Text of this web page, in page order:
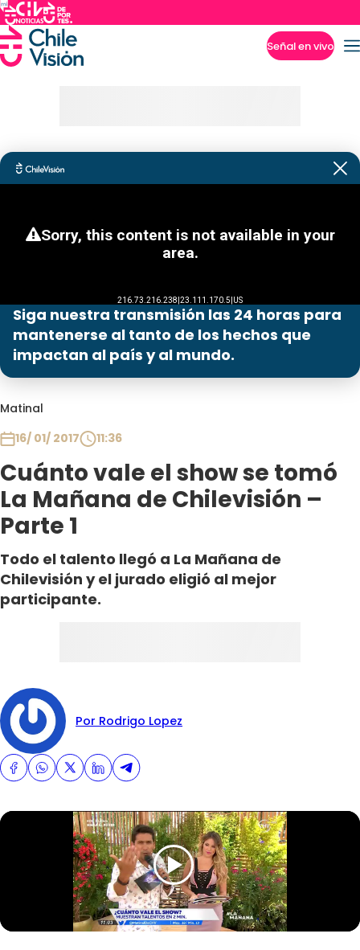
Señal en vivo
Siga nuestra transmisión las 24 horas para
mantenerse al tanto de los hechos que
impactan al país y al mundo.
Matinal
16/ 01/ 2017
11:36
Cuánto vale el show se tomó
La Mañana de Chilevisión –
Parte 1
Todo el talento llegó a La Mañana de
Chilevisión y el jurado eligió al mejor
participante.
Por Rodrigo Lopez
Programas
Club De La Comedia
Contigo en Directo
Plan Perfecto
El Tiempo
Sabingo
Todos Los Programas